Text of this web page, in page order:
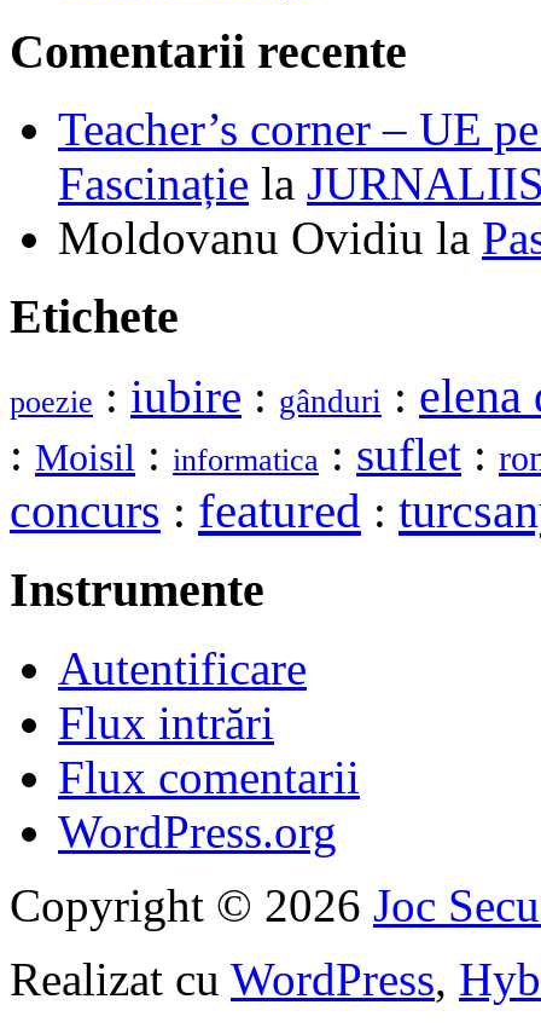
Comentarii recente
Teacher’s corner – UE
Fascinație la
Moldovanu Ovidiu la
Etichete
poezie : iubire : gânduri : elena
: Moisil : informatica : suflet :
concurs : featured :
Instrumente
Autentificare
Flux intrări
Flux comentarii
WordPress.org
Copyright © 2026 Joc
Realizat cu WordPress,